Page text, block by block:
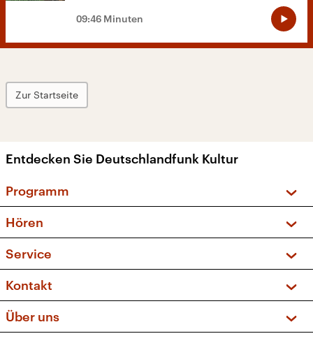
09:46 Minuten
Zur Startseite
Entdecken Sie Deutschlandfunk Kultur
Programm
Sendungen und Podcasts
Musikliste
Kakadu – Das Kinderprogramm
Hören
Frequenzen (UKW + DAB+)
Service
FAQ
Apps
Newsletter
Kontakt
Social Media
Über uns